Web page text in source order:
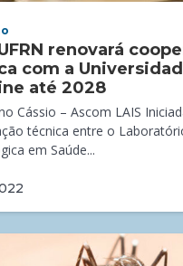
renovará
com a
até 2028
Cássio – Ascom LAIS
técnica entre o
em Saúde...